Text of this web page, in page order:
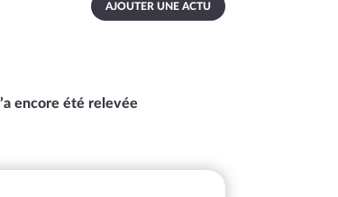
AJOUTER UNE ACTU
encore été relevée